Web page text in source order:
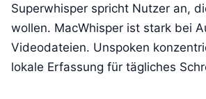
Superwhisper spricht Nutzer an,
wollen. MacWhisper ist stark bei
Videodateien. Unspoken
lokale Erfassung für tägliches